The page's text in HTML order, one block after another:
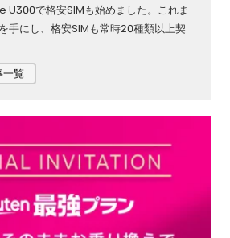
で格安SIMも始めました。これま
手にし、格安SIMも常時20種類以上契
覧